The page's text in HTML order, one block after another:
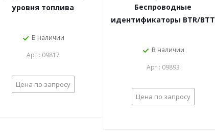
уровня топлива
В наличии
Арт.: 09817
Цена по запросу
Беспроводные
идентификаторы BTR/BTT
В наличии
Арт.: 09893
Цена по запросу